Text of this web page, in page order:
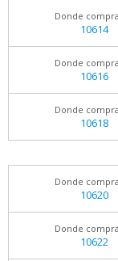
Donde
10614
Donde
10616
Donde
10618
Donde
10620
Donde
10622